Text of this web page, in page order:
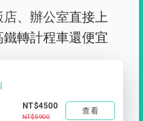
店、 辦公室直接上
鐵轉計程車還便宜
NT$4500
NT$5900
查看